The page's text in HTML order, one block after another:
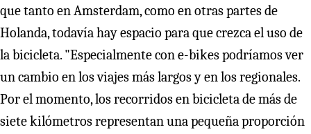
que tanto en Amsterdam, como en otras partes de
Holanda, todavía hay espacio para que crezca el uso de
la bicicleta. "Especialmente con e-bikes podríamos ver
un cambio en los viajes más largos y en los regionales.
Por el momento, los recorridos en bicicleta de más de
siete kilómetros representan una pequeña proporción